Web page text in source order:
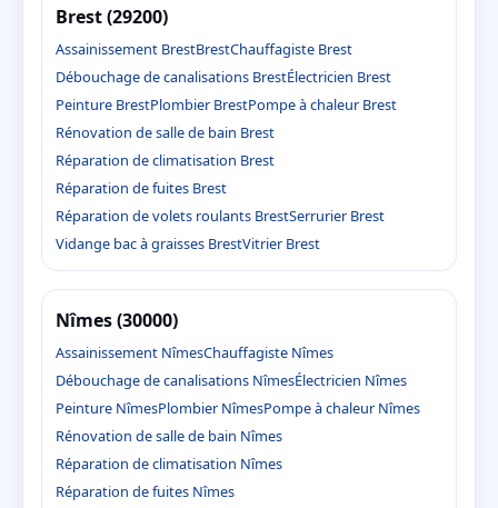
Brest (29200)
Assainissement BrestBrestChauffagiste Brest
Débouchage de canalisations BrestÉlectricien Brest
Peinture BrestPlombier BrestPompe à chaleur Brest
Rénovation de salle de bain Brest
Réparation de climatisation Brest
Réparation de fuites Brest
Réparation de volets roulants BrestSerrurier Brest
Vidange bac à graisses BrestVitrier Brest
Nîmes (30000)
Assainissement NîmesChauffagiste Nîmes
Débouchage de canalisations NîmesÉlectricien Nîmes
Peinture NîmesPlombier NîmesPompe à chaleur Nîmes
Rénovation de salle de bain Nîmes
Réparation de climatisation Nîmes
Réparation de fuites Nîmes